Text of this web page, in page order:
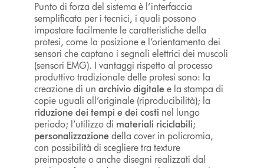
Punto di forza del sistema è l’interfaccia
semplificata per i tecnici, i quali possono
impostare facilmente le caratteristiche della
protesi, come la posizione e l’orientamento dei
sensori che captano i segnali elettrici dei muscoli
(sensori EMG). I vantaggi rispetto al processo
produttivo tradizionale delle protesi sono: la
creazione di un archivio digitale e la stampa di
copie uguali all’originale (riproducibilità); la
riduzione dei tempi e dei costi nel lungo
periodo; l’utilizzo di materiali riciclabili;
personalizzazione della cover in policromia,
con possibilità di scegliere tra texture
preimpostate o anche disegni realizzati dal